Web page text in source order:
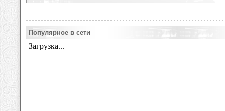
Популярное в сети